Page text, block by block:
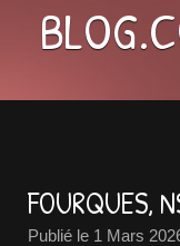
FOURQUES,
Publié le 1 Mars